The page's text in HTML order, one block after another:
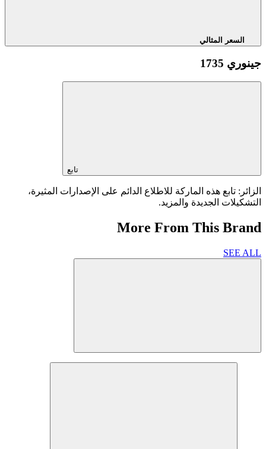
السعر المثالي
جينوري 1735
تابع
الزائر: تابع هذه الماركة للاطلاع الدائم على الإصدارات المثيرة،
التشكيلات الجديدة والمزيد.
More From This Brand
SEE ALL